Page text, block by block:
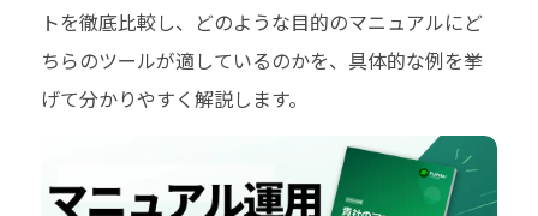
トを徹底比較し、どのような目的のマニュアルにど
ちらのツールが適しているのかを、具体的な例を挙
げて分かりやすく解説します。